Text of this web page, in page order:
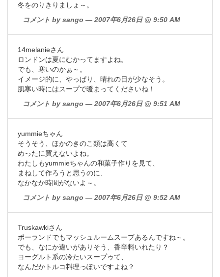
冬をのりきりましょ～。
コメント by sango — 2007年6月26日 @ 9:50 AM
14melanieさん
ロンドンは夏にむかってますよね。
でも、寒いのかぁ～。
イメージ的に、やっぱり、晴れの日が少なそう。
肌寒い時にはスープで暖まってくださいね！
コメント by sango — 2007年6月26日 @ 9:51 AM
yummieちゃん
そうそう、ほかのきのこ類は高くて
めったに買えないよね。
わたしもyummieちゃんの和菓子作りを見て、
まねして作ろうと思うのに、
なかなか時間がないよ～。
コメント by sango — 2007年6月26日 @ 9:52 AM
Truskawkiさん
ポーランドでもマッシュルームスープあるんですね～。
でも、なにか違いがありそう、香辛料いれたり？
ヨーグルト系の冷たいスープゥて、
なんだかトルコ料理っぽいですよね？